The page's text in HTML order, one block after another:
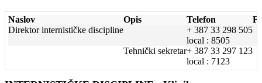
Naslov Opis Telefon
Direktor internističke discipline
+ 387 33 298 505
local : 8505
Tehnički sekretar+ 387 33 297 123
local : 7123